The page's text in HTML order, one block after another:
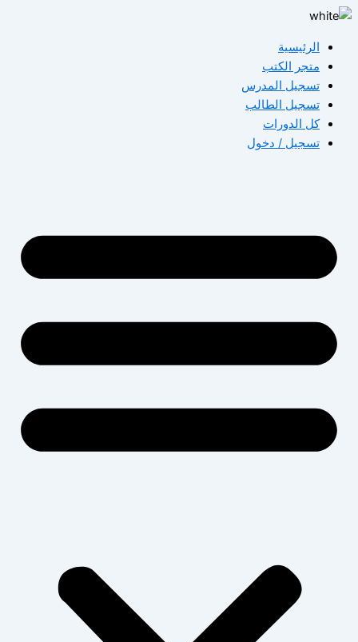
تخطي
المحتوىالرئيسية
متجر الكتب
تسجيل المدرس
تسجيل الطالب
كل الدورات
تسجيل / دخول